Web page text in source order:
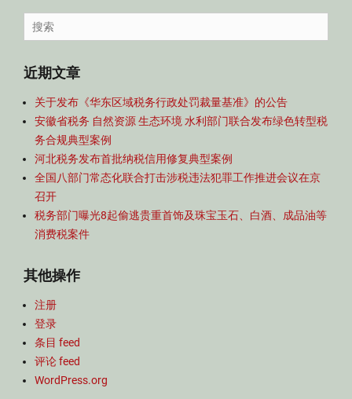
导
航
Search
for:
近期文章
关于发布《华东区域税务行政处罚裁量基准》的公告
安徽省税务 自然资源 生态环境 水利部门联合发布绿色转型税
务合规典型案例
河北税务发布首批纳税信用修复典型案例
全国八部门常态化联合打击涉税违法犯罪工作推进会议在京
召开
税务部门曝光8起偷逃贵重首饰及珠宝玉石、白酒、成品油等
消费税案件
其他操作
注册
登录
条目 feed
评论 feed
WordPress.org